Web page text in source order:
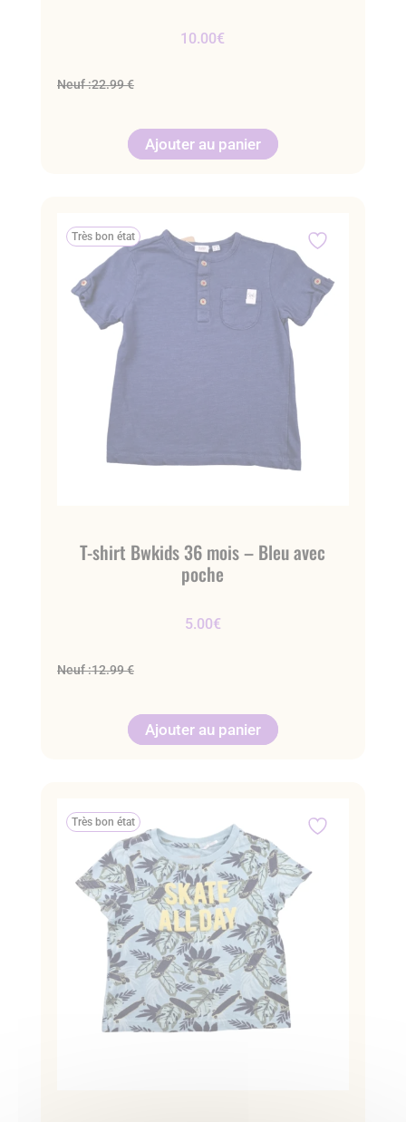
10.00€
Neuf :22.99 €
Ajouter au panier
Très bon état
T-shirt Bwkids 36 mois – Bleu avec
poche
5.00€
Neuf :12.99 €
Ajouter au panier
Très bon état